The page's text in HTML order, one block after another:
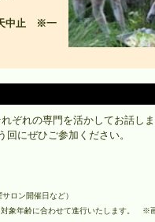
中止 ※一
ぞれの専門を活かしてお話しま
にぜひご参加ください。
ロン開催日など）
象年齢に合わせて進行いたします。 ※